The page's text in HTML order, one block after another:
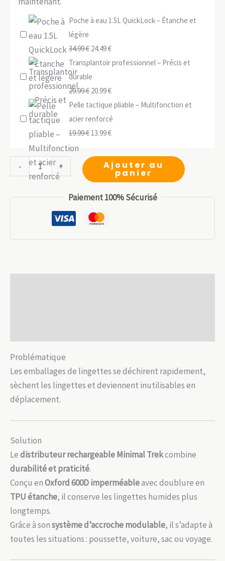
Poche à eau 1.5L QuickLock – Étanche et
légère
34.99€ Le
prix
initial
était :
34.99 €.
24.49€Le
prix
est :
24.49 €.
Transplantoir professionnel – Précis et
durable
29.99€ Le
prix
initial
était :
20.99€Le
prix
actuel
est :
Pelle tactique pliable – Multifonction et
acier renforcé
19.99€ Le
initial
13.99€Le
actuel
est :
-
quantité
de
600D
+ Ajouter au
panier
Paiement 100% Sécurisé
Problématique
Les emballages de lingettes se déchirent rapidement,
sèchent les lingettes et deviennent inutilisables en
déplacement.
Solution
Ledistributeur rechargeable Minimal Trekcombine
durabilité et praticité.
Conçu enOxford 600D imperméableavec doublure en
TPU étanche, il conserve les lingettes humides plus
longtemps.
Grâce à sonsystème d’accroche modulable, il s’adapte à
toutes les situations : poussette, voiture, sac ou voyage.